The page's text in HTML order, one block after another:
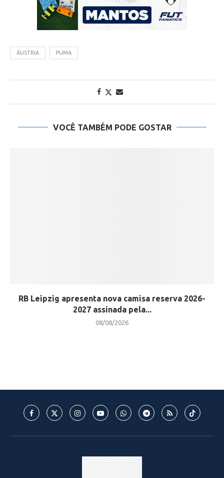
ÁUSTRIA PUMA
VOCÊ TAMBÉM PODE GOSTAR
RB Leipzig apresenta nova camisa reserva 2026-
2027 assinada pela...
08/08/2026